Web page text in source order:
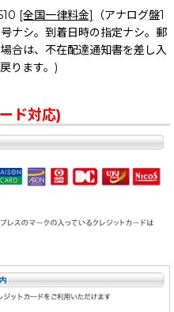
[全国一律料金]
（アナログ盤1
ナシ。到着日時の指定ナシ。郵
合は、不在配達通知書を差し入
ります。)
ド対応)